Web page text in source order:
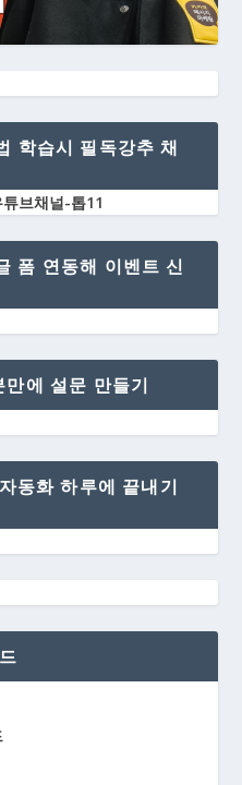
학습시 필독강추 채
폼 연동해 이벤트 신
에 설문 만들기
동화 하루에 끝내기